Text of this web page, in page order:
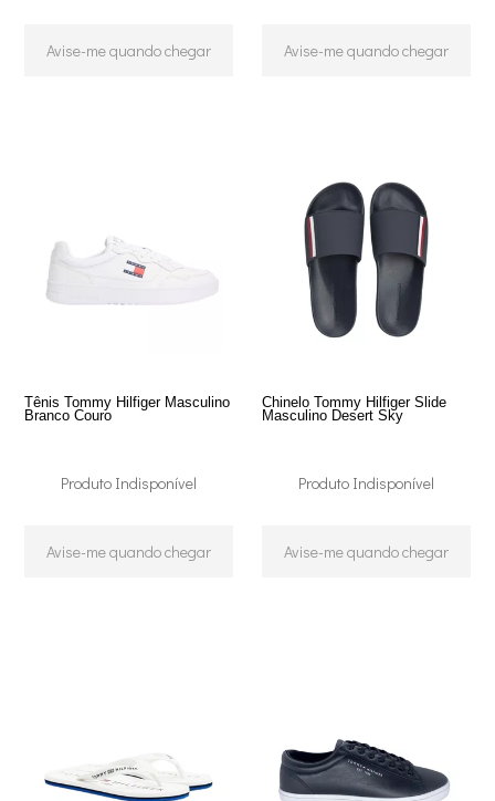
Avise-me quando chegar Avise-me quando chegar
Tênis Tommy Hilfiger Masculino
Branco Couro
Produto Indisponível
Avise-me quando chegar
Chinelo Tommy Hilfiger Slide
Masculino Desert Sky
Produto Indisponível
Avise-me quando chegar